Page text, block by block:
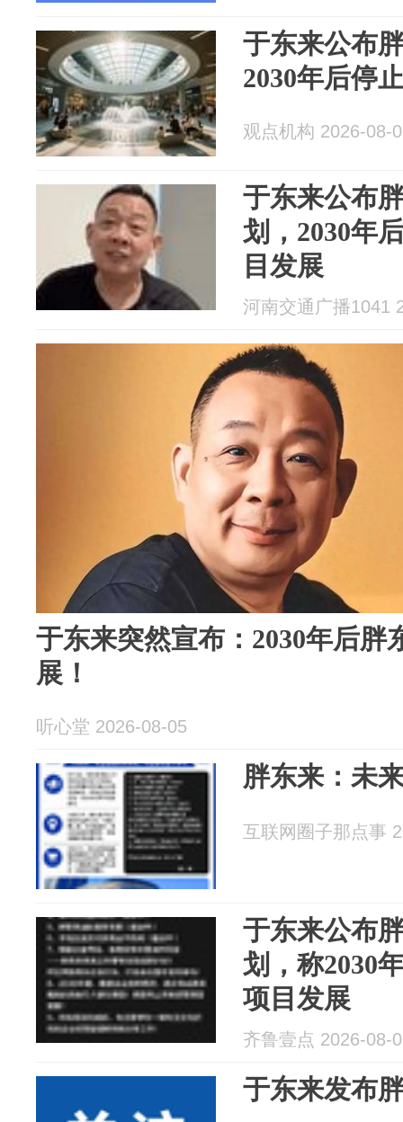
于东来公布
2030年后停
观点机构 2026-08-
于东来公布
划，2030年
目发展
河南交通广播1041
于东来突然宣布：2030年后胖
展！
听心堂 2026-08-05
胖东来：未
互联网圈子那点事
于东来公布
划，称2030
项目发展
齐鲁壹点 2026-08-
于东来发布